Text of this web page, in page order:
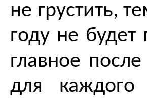
не грустить,
году не
главное
для каждого